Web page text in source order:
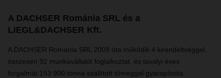
A DACHSER Románia SRL és a
LIEGL&DACHSER Kft.
A DACHSER Romania SRL 2009 óta működik 4 kirendeltséggel,
összesen 92 munkavállalót foglalkoztat, és tavalyi éves
forgalmát 153 900 tonna szállított tömeggel gyarapította.